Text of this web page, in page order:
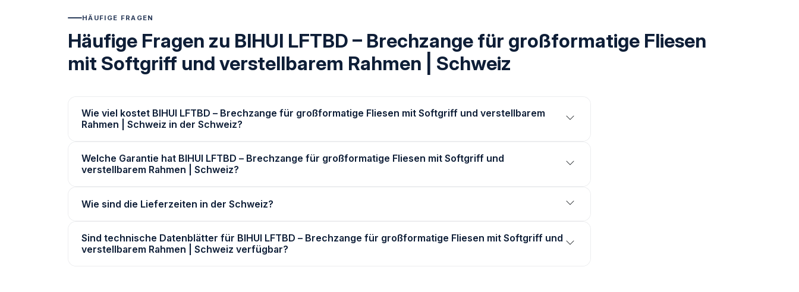
HÄUFIGE FRAGEN
Häufige Fragen zu BIHUI LFTBD – Brechzange für großformatige Fliesen
mit Softgriff und verstellbarem Rahmen | Schweiz
Wie viel kostet BIHUI LFTBD – Brechzange für großformatige Fliesen mit Softgriff und verstellbarem
Rahmen | Schweiz in der Schweiz?
Welche Garantie hat BIHUI LFTBD – Brechzange für großformatige Fliesen mit Softgriff und
verstellbarem Rahmen | Schweiz?
Wie sind die Lieferzeiten in der Schweiz?
Sind technische Datenblätter für BIHUI LFTBD – Brechzange für großformatige Fliesen mit Softgriff und
verstellbarem Rahmen | Schweiz verfügbar?